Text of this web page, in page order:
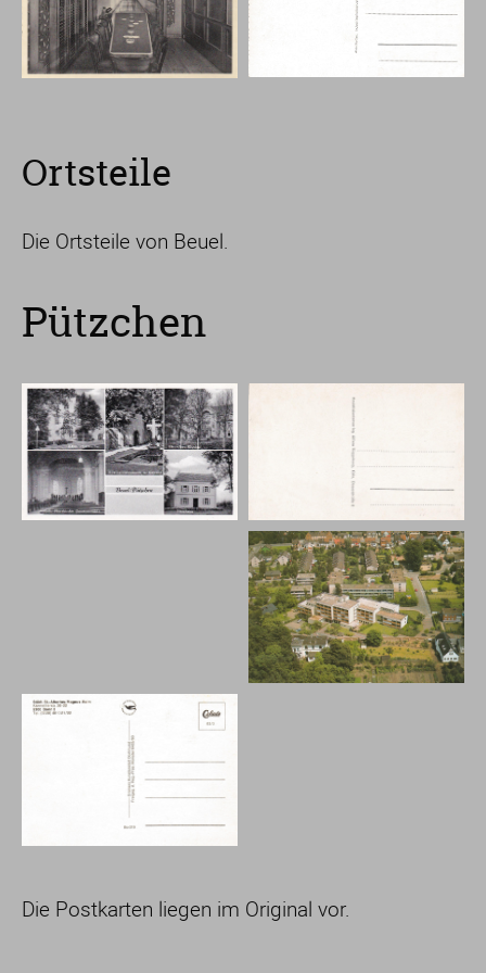
Ortsteile
Die Ortsteile von Beuel.
Pützchen
Die Postkarten liegen im Original vor.